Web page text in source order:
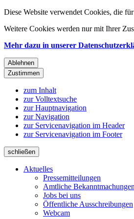
Diese Website verwendet Cookies, die
Weitere Cookies werden nur mit Ihrer
Mehr dazu in unserer
Ablehnen
Zustimmen
zum Inhalt
zur Volltextsuche
zur Hauptnavigation
zur Navigation
zur Servicenavigation im Header
zur Servicenavigation im Footer
schließen
Aktuelles
Pressemitteilungen
Amtliche Bekanntmachungen
Jobs bei uns
Öffentliche Ausschreibungen
Webcam